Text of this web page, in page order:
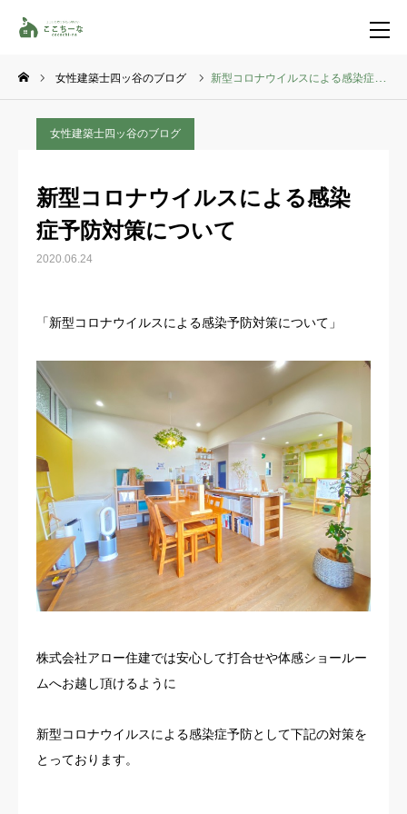
女性建築士四ッ谷のブログ 新型コロナウイルスによる感染症予防対策について
女性建築士四ッ谷のブログ
新型コロナウイルスによる感染
症予防対策について
2020.06.24
「新型コロナウイルスによる感染予防対策について」
株式会社アロー住建では安心して打合せや体感ショールー
ムへお越し頂けるように
新型コロナウイルスによる感染症予防として下記の対策を
とっております。
お問い合わせ
LINE登録
HOME
施工事例
お客様の声
よくある質問
イベント情報
会社概要